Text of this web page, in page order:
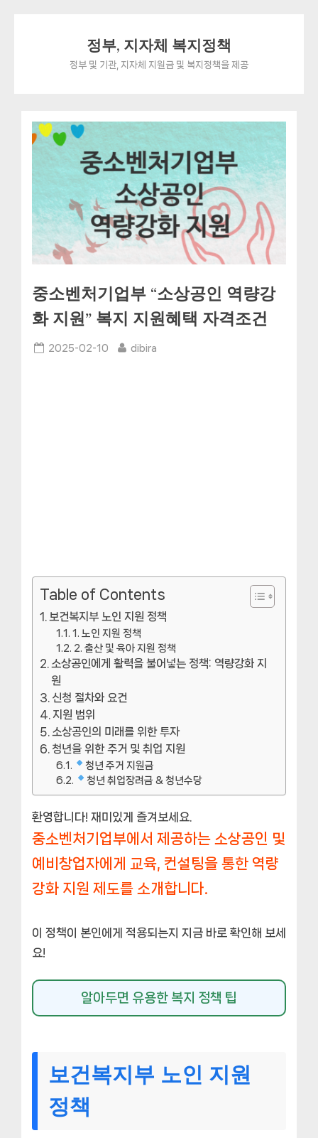
정부, 지자체 복지정책
정부 및 기관, 지자체 지원금 및 복지정책을 제공
중소벤처기업부 “소상공인 역량강
화 지원” 복지 지원혜택 자격조건
Posted
2025-02-10 By
dibira
Table of Contents
보건복지부 노인 지원 정책
1. 노인 지원 정책
2. 출산 및 육아 지원 정책
소상공인에게 활력을 불어넣는 정책: 역량강화 지
원
신청 절차와 요건
지원 범위
소상공인의 미래를 위한 투자
청년을 위한 주거 및 취업 지원
청년 주거 지원금
청년 취업장려금 & 청년수당
환영합니다! 재미있게 즐겨보세요.
중소벤처기업부에서 제공하는 소상공인 및
예비창업자에게 교육, 컨설팅을 통한 역량
강화 지원 제도를 소개합니다.
이 정책이 본인에게 적용되는지 지금 바로 확인해 보세
요!
알아두면 유용한 복지 정책 팁
보건복지부 노인 지원
정책